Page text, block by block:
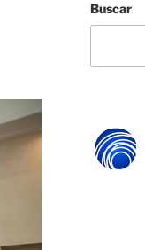
Buscar